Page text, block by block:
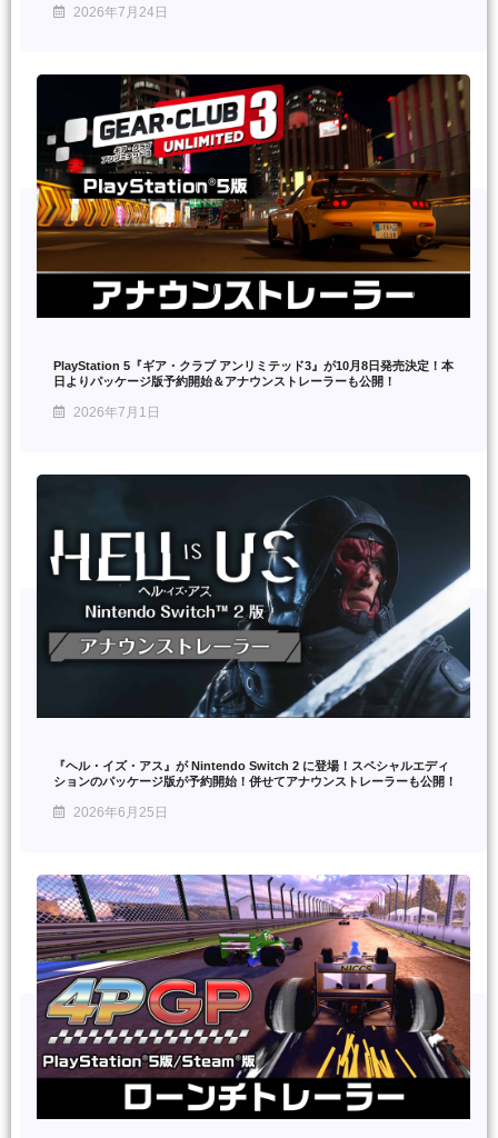
2026年7月24日
PlayStation 5『ギア・クラブ アンリミテッド3』が10月8日発売決定！本
日よりパッケージ版予約開始＆アナウンストレーラーも公開！
2026年7月1日
『ヘル・イズ・アス』が Nintendo Switch 2 に登場！スペシャルエディ
ションのパッケージ版が予約開始！併せてアナウンストレーラーも公開！
2026年6月25日